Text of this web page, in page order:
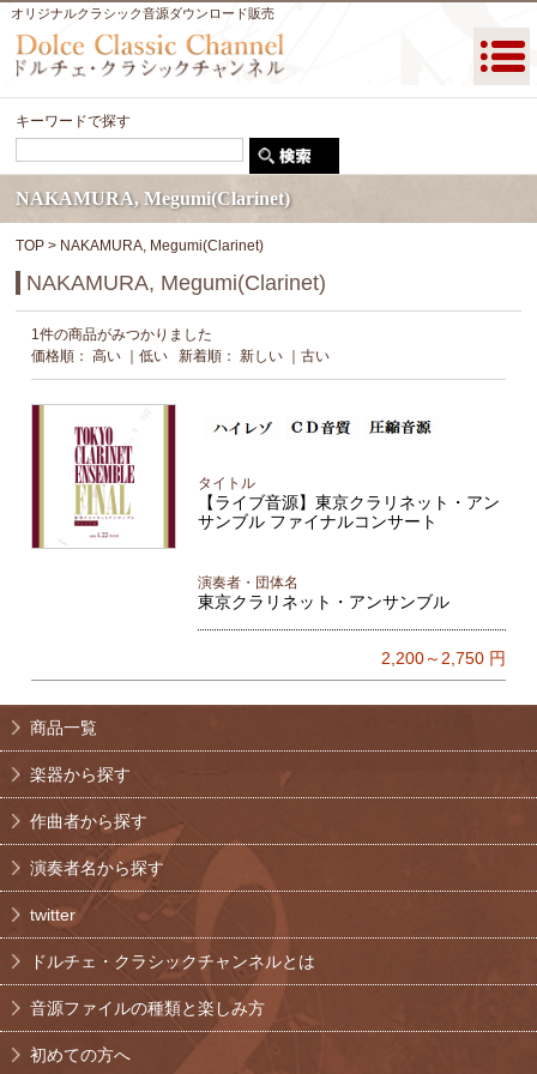
オリジナルクラシック音源ダウンロード販売
キーワードで探す
NAKAMURA, Megumi(Clarinet)
TOP > NAKAMURA, Megumi(Clarinet)
NAKAMURA, Megumi(Clarinet)
1件の商品がみつかりました
価格順：高い ｜低い 新着順：新しい ｜古い
タイトル
【ライブ音源】東京クラリネット・アン
サンブル ファイナルコンサート
演奏者・団体名
東京クラリネット・アンサンブル
2,200～2,750円
商品一覧
楽器から探す
作曲者から探す
演奏者名から探す
twitter
ドルチェ・クラシックチャンネルとは
音源ファイルの種類と楽しみ方
初めての方へ